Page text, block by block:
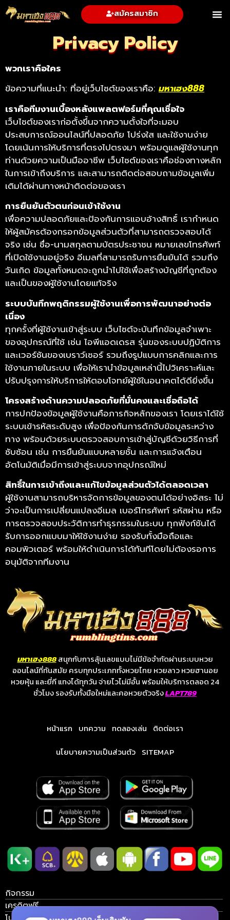
สมัครสมาชิก
Privacy Policy
พวกเราคือใคร
ข้อความที่แนะนำ: ที่อยู่เว็บไซต์ของเราคือ: มหาเฮง888
เราคือทีมงานเบื้องหลังแพลตฟอร์มที่คุณเชื่อใจ
เว็บไซต์ของเราก่อตั้งขึ้นจากความตั้งใจที่จะมอบ
ประสบการณ์ออนไลน์ที่ปลอดภัย โปร่งใส และใช้งานง่าย
โดยเน้นการให้บริการที่ตรงไปตรงมา พร้อมดูแลผู้ใช้งานทุก
ท่านด้วยความเป็นมืออาชีพ เว็บไซต์ของเราคือช่องทางหลัก
ในการเข้าถึงบริการ และสามารถติดต่อสอบถามข้อมูลเพิ่ม
เติมได้ผ่านทางหน้าติดต่อของเรา
การยืนยันตัวตนก่อนเข้าใช้งาน
เพื่อความปลอดภัยและป้องกันการแอบอ้างสิทธิ์ เรากำหนด
ให้ผู้สมัครต้องกรอกข้อมูลส่วนตัวที่สามารถตรวจสอบได้
จริง เช่น ชื่อ-นามสกุลตามบัตรประชาชน หมายเลขโทรศัพท์
ที่เปิดใช้งานอยู่จริง อีเมลที่สามารถรับการยืนยันได้ รวมถึง
วันเกิด ข้อมูลทั้งหมดจะถูกนำไปใช้เพื่อสร้างบัญชีที่ถูกต้อง
และเป็นของผู้ใช้งานโดยแท้จริง
ระบบบันทึกพฤติกรรมผู้ใช้งานเพื่อการพัฒนาอย่างต่อ
เนื่อง
ทุกครั้งที่ผู้ใช้งานเข้าสู่ระบบ เว็บไซต์จะบันทึกข้อมูลจำเพาะ
ของอุปกรณ์ที่ใช้ เช่น ไอพีแอดเดรส รุ่นของระบบปฏิบัติการ
และเวอร์ชันของเบราว์เซอร์ รวมถึงรูปแบบการคลิกและการ
ใช้งานภายในระบบ เพื่อให้เรานำข้อมูลเหล่านี้ไปวิเคราะห์และ
ปรับปรุงการให้บริการให้ตอบโจทย์ผู้ใช้ในอนาคตได้ดียิ่งขึ้น
โครงสร้างด้านความปลอดภัยที่มั่นคงและเชื่อถือได้
การปกป้องข้อมูลผู้ใช้งานคือภารกิจหลักของเรา โดยเราได้ใช้
ระบบเข้ารหัสระดับสูง เพื่อป้องกันการดักจับข้อมูลระหว่าง
ทาง พร้อมด้วยระบบตรวจสอบการเข้าสู่บัญชีด้วยวิธีการที่
ซับซ้อน เช่น การยืนยันแบบหลายชั้น และการแจ้งเตือน
อัตโนมัติเมื่อมีการเข้าสู่ระบบจากอุปกรณ์ใหม่
สิทธิ์ในการเข้าถึงและแก้ไขข้อมูลส่วนตัวได้ตลอดเวลา
ผู้ใช้งานสามารถบริหารจัดการข้อมูลของตนได้อย่างอิสระ ไม่
ว่าจะเป็นการเปลี่ยนแปลงอีเมล เบอร์โทรศัพท์ รหัสผ่าน หรือ
การตรวจสอบประวัติการทำธุรกรรมในระบบ ทุกฟังก์ชันได้
รับการออกแบบมาให้ใช้งานง่าย รองรับทั้งมือถือและ
คอมพิวเตอร์ พร้อมให้ดำเนินการได้ทันทีโดยไม่ต้องรอการ
อนุมัติจากทีมงาน
มหาเฮง888สนุกกับการลุ้นเลขแบบไม่มีข้อจำกัดผ่านระบบหวย
ออนไลน์ที่ทันสมัย ครบทุกประเภททั้งหวยไทย หวยลาว หวยฮานอย
หวยหุ้น และยี่กี แทงได้ทุกวัน จ่ายไวไม่มีอั้น พร้อมให้บริการตลอด 24
ชั่วโมง รองรับทั้งมือใหม่และคอหวยตัวจริงLAPT789
หน้าแรก บทความ ทดลองเล่น
ติดต่อเรา
นโยบายความเป็นส่วนตัว SITEMAP
กิจกรรม
เครดิตฟรี